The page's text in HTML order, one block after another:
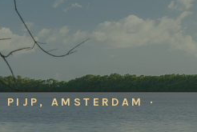
PIJP, AMSTERDAM ·